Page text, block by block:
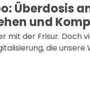
Überdosis
und
mit der Frisur. Doch
die unsere